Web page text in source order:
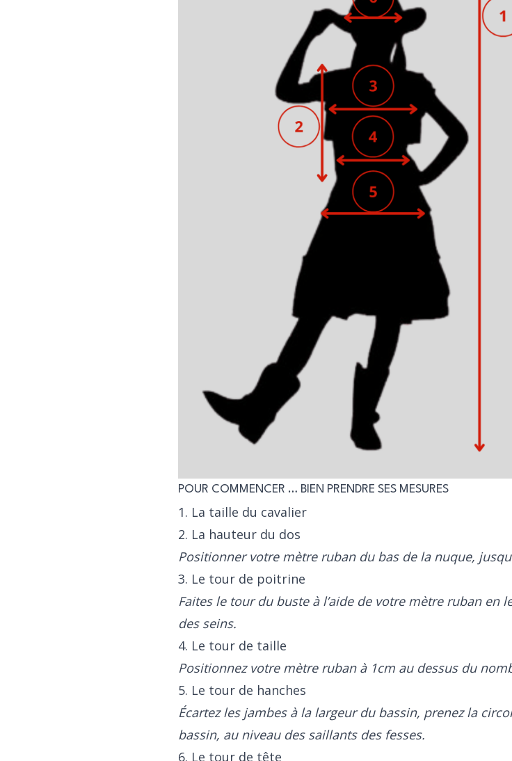
POUR COMMENCER … BIEN PRENDRE SES MESURES
1. La taille du cavalier
2. La hauteur du dos
Positionner votre mètre ruban du bas de la nuque,
3. Le tour de poitrine
Faites le tour du buste à l’aide de votre mètre ruban en
des seins.
4. Le tour de taille
Positionnez votre mètre ruban à 1cm au dessus du
5. Le tour de hanches
Écartez les jambes à la largeur du bassin, prenez la
bassin, au niveau des saillants des fesses.
6. Le tour de tête